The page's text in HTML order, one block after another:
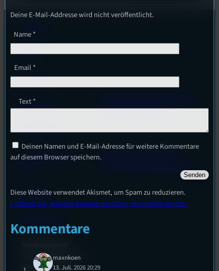
FAQ
Satzung
Impressum
Datenschutz
Cookie-Richtlinie
Empfang
Medienwissenschaft
Universitätsstraße 31
93053 Regensburg
Deine E-Mail-Addresse wird nicht veröffentlicht.
Name*
Email *
Text*
Deinen Namen und E-Mail-Adresse für weitere Kommentare
auf diesem Browser speichern.
Diese Website verwendet Akismet, um Spam zu reduzieren.
Erfahren Sie, wie Ihre Kommentardaten verarbeitet werden.
Kommentare
maxnkoen
13. Juli. 2026 20:29